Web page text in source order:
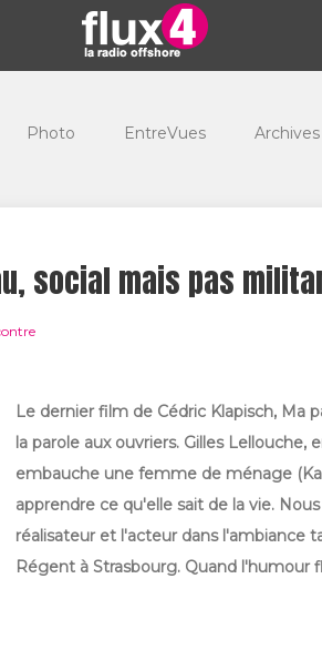
Photo EntreVues Archives
social mais pas
Le dernier film de Cédric Klapisch, Ma
la parole aux ouvriers. Gilles Lellouche,
embauche une femme de ménage
apprendre ce qu'elle sait de la vie.
réalisateur et l'acteur dans l'ambiance
Régent à Strasbourg. Quand l'humour